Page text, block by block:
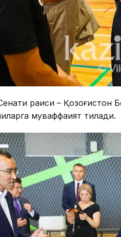
раиси – Қозоғистон
муваффақият тилади.